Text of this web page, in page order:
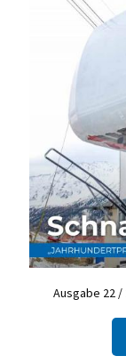
Ausgabe 22 /